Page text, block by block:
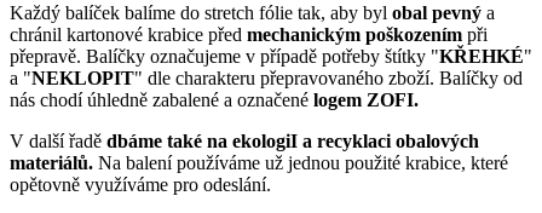
Každý balíček balíme do stretch fólie tak, aby byl obal pevný a
chránil kartonové krabice před mechanickým poškozením při
přepravě. Balíčky označujeme v případě potřeby štítky "KŘEHKÉ"
a "NEKLOPIT" dle charakteru přepravovaného zboží. Balíčky od
nás chodí úhledně zabalené a označené logem ZOFI.
V další řadě dbáme také na ekologiI a recyklaci obalových
materiálů. Na balení používáme už jednou použité krabice, které
opětovně využíváme pro odeslání.